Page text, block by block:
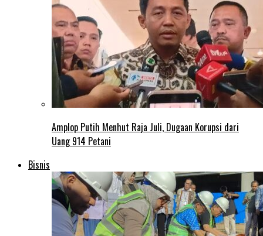
Amplop Putih Menhut Raja Juli, Dugaan Korupsi dari
Uang 914 Petani
Bisnis